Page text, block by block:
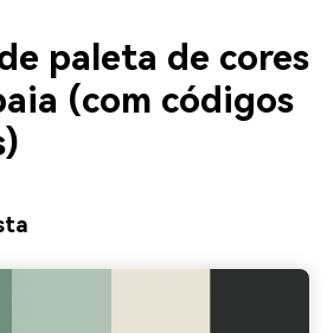
paleta de cores
(com códigos